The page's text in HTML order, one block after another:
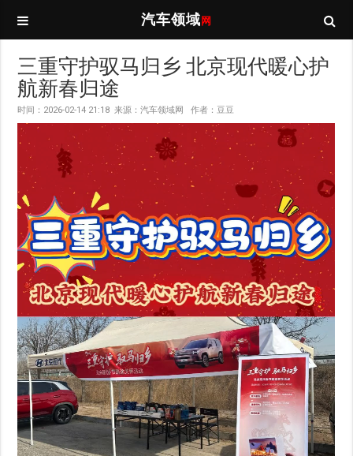
汽车领域 网
三重守护驭马归乡 北京现代暖心护
航新春归途
时间：2026-02-14 21:18 来源：汽车领域网 作者：豆豆